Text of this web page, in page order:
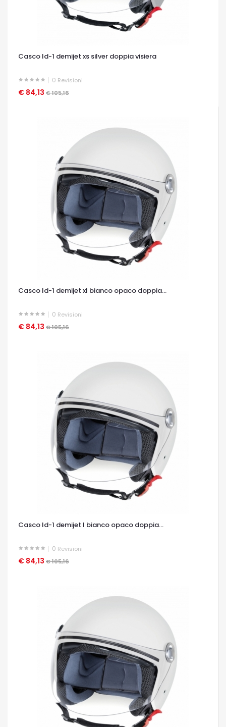
Casco ld-1 demijet xs silver doppia visiera
0 Revisioni
€ 84,13 € 105,16
OCCHIATA VELOCE
Casco ld-1 demijet xl bianco opaco doppia...
0 Revisioni
€ 84,13 € 105,16
OCCHIATA VELOCE
Casco ld-1 demijet l bianco opaco doppia...
0 Revisioni
€ 84,13 € 105,16
OCCHIATA VELOCE